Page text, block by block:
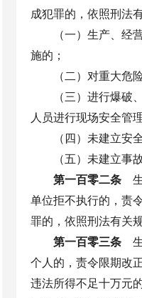
成犯罪的，依照刑法
（一）生产、经
施的；
（二）对重大危
（三）进行爆破
人员进行现场安全管
（四）未建立安
（五）未建立事
第一百零二条 生
单位拒不执行的，责
罪的，依照刑法有关
第一百零三条 生
个人的，责令限期改
违法所得不足十万元